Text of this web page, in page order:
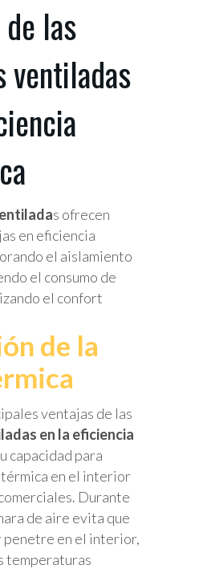
las
ventiladas
s ofrecen
en eficiencia
el aislamiento
el consumo de
el confort
de la
ventajas de las
en la eficiencia
capacidad para
en el interior
Durante
de aire evita que
en el interior,
temperaturas